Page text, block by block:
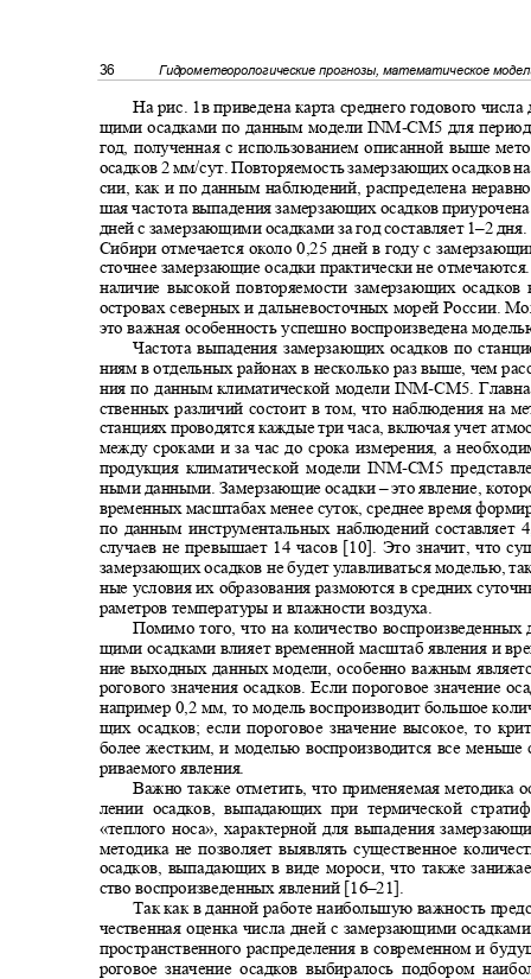
36 Гидрометеорологические прогнозы, математическое
На рис. 1в приведена карта среднего годового
щими осадками по данным модели INM-CM5 для
год, полученная с использованием описанной выше
осадков 2 мм/сут. Повторяемость замерзающих осадков
сии, как и по данным наблюдений, распределена
шая частота выпадения замерзающих осадков
дней с замерзающими осадками за год составляет 1‒2
Сибири отмечается около 0,25 дней в году с
сточнее замерзающие осадки практически не
наличие высокой повторяемости замерзающих
островах северных и дальневосточных морей России.
это важная особенность успешно воспроизведена
Частота выпадения замерзающих осадков по
ниям в отдельных районах в несколько раз выше, чем
ния по данным климатической модели INM-CM5.
ственных различий состоит в том, что наблюдения на
станциях проводятся каждые три часа, включая учет
между сроками и за час до срока измерения, а
продукция климатической модели INM-CM5
ными данными. Замерзающие осадки–это явление,
временных масштабах менее суток, среднее время
по данным инструментальных наблюдений составляет
случаев не превышает 14 часов [10]. Это значит, что
замерзающих осадков не будет улавливаться моделью,
ные условия их образования размоются в средних
раметров температуры и влажности воздуха.
Помимо того, что на количество
щими осадками влияет временной масштаб явления и
ние выходных данных модели, особенно важным
рогового значения осадков. Если пороговое значение
например 0,2 мм, то модель воспроизводит большое
щих осадков; если пороговое значение высокое, то
более жестким,и моделью воспроизводится все
риваемого явления.
Важно также отметить, что применяемая методика
лении осадков, выпадающих при термической
«теплого носа», характерной для выпадения
методика не позволяет выявлять существенное
осадков, выпадающих в виде мороси, что также
ство воспроизведенных явлений [16–21].
Так как в данной работе наибольшую важность
чественная оценка числа дней с замерзающими
пространственного распределения в современном и
роговое значение осадков выбиралось подбором